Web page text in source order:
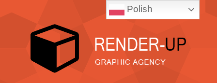
Polish